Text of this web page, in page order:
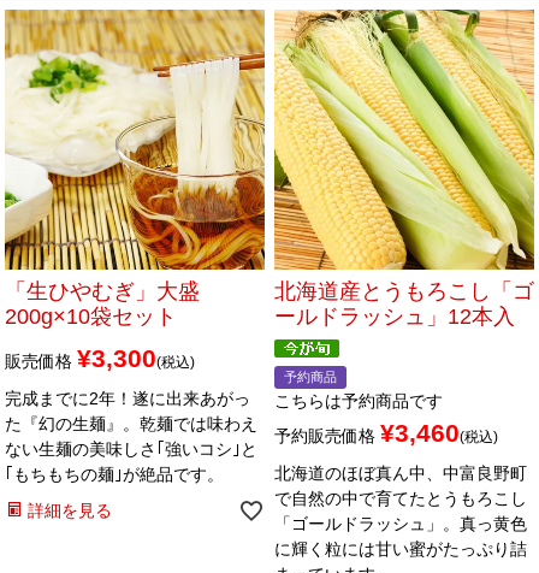
「生ひやむぎ」大盛
200g×10袋セット
販売価格 ¥3,300 税込
完成までに2年！遂に出来あがっ
た『幻の生麺』。乾麺では味わえ
ない生麺の美味しさ｢強いコシ｣と
｢もちもちの麺｣が絶品です。
詳細を見る
北海道産とうもろこし「ゴ
ールドラッシュ」12本入
予約商品
こちらは予約商品です
予約販売価格 ¥3,460 税込
北海道のほぼ真ん中、中富良野町
で自然の中で育てたとうもろこし
「ゴールドラッシュ」。真っ黄色
に輝く粒には甘い蜜がたっぷり詰